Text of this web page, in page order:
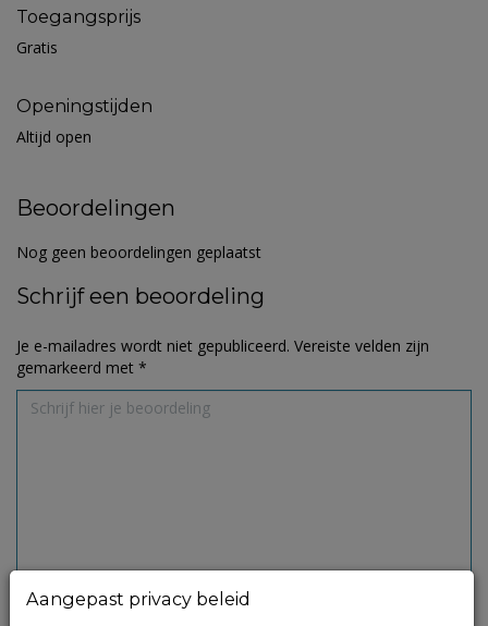
Toegangsprijs
Gratis
Openingstijden
Altijd open
Beoordelingen
Nog geen beoordelingen geplaatst
Schrijf een beoordeling
Je e-mailadres wordt niet gepubliceerd. Vereiste velden zijn
gemarkeerd met *
Aangepast privacy beleid